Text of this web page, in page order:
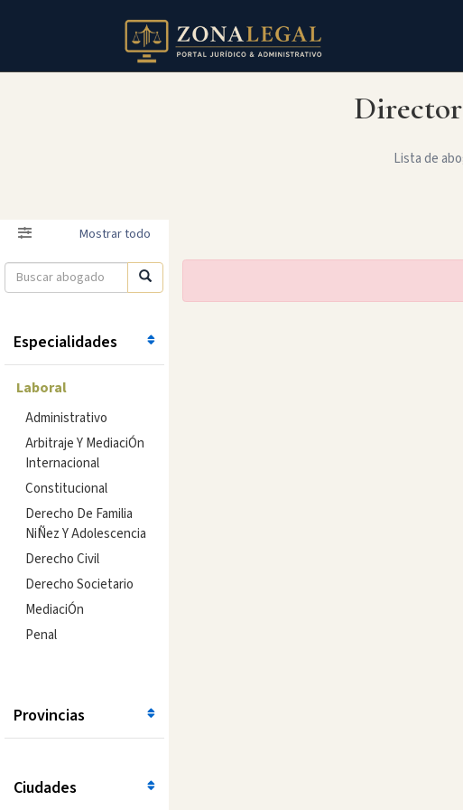
Lista de
Filtro Mostrar todo
Especialidades
Laboral
Administrativo
Arbitraje Y MediaciÓn
Internacional
Constitucional
Derecho De Familia
NiÑez Y Adolescencia
Derecho Civil
Derecho Societario
MediaciÓn
Penal
Provincias
Ciudades